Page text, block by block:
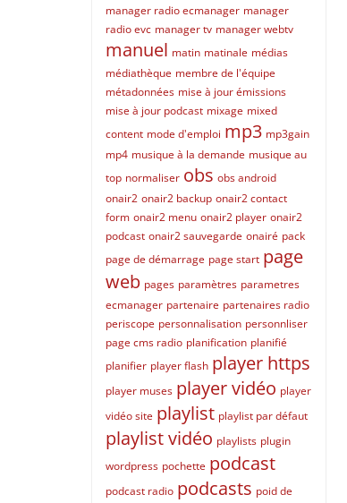
manager radio ecmanager manager
radio evc manager tv manager webtv
manuel matin matinale médias
médiathèque membre de l'équipe
métadonnées mise à jour émissions
mise à jour podcast mixage mixed
content mode d'emploi mp3 mp3gain
mp4 musique à la demande musique au
top normaliser obs obs android
onair2 onair2 backup onair2 contact
form onair2 menu onair2 player onair2
podcast onair2 sauvegarde onairé pack
page de démarrage page start page
web pages paramètres parametres
ecmanager partenaire partenaires radio
periscope personnalisation personnliser
page cms radio planification planifié
planifier player flash player https
player muses player vidéo player
vidéo site playlist playlist par défaut
playlist vidéo playlists plugin
wordpress pochette podcast
podcast radio podcasts poid de